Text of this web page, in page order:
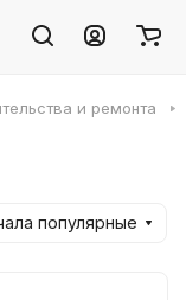
и ремонта
популярные